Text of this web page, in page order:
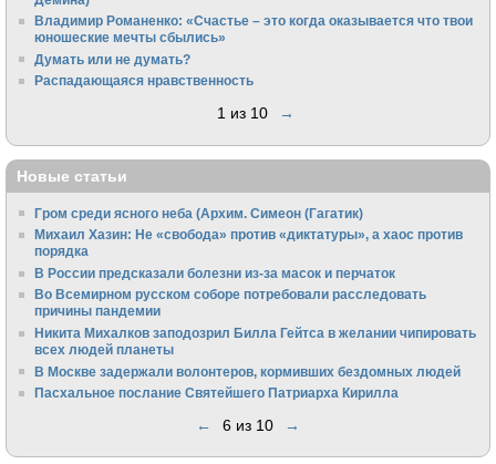
Владимир Романенко: «Счастье – это когда оказывается что твои
юношеские мечты сбылись»
Думать или не думать?
Распадающаяся нравственность
1 из 10 →
Новые статьи
Гром среди ясного неба (Архим. Симеон (Гагатик)
Михаил Хазин: Не «свобода» против «диктатуры», а хаос против
порядка
В России предсказали болезни из-за масок и перчаток
Во Всемирном русском соборе потребовали расследовать
причины пандемии
Никита Михалков заподозрил Билла Гейтса в желании чипировать
всех людей планеты
В Москве задержали волонтеров, кормивших бездомных людей
Пасхальное послание Святейшего Патриарха Кирилла
← 6 из 10 →